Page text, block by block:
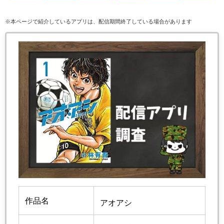
※本ページで紹介しているアプリは、配信期間終了している場合があります
作品名 アオアシ